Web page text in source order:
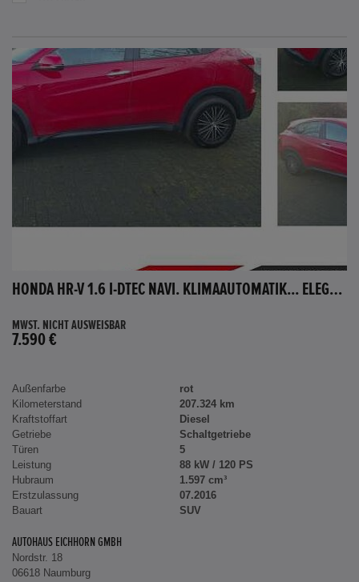
HONDA HR-V 1.6 I-DTEC NAVI. KLIMAAUTOMATIK... ELEGANCE
MWST. NICHT AUSWEISBAR
7.590 €
Außenfarbe
rot
Kilometerstand
207.324 km
Kraftstoffart
Diesel
Getriebe
Schaltgetriebe
Türen
5
Leistung
88 kW / 120 PS
Hubraum
1.597 cm³
Erstzulassung
07.2016
Bauart
SUV
AUTOHAUS EICHHORN GMBH
Nordstr. 18
06618 Naumburg